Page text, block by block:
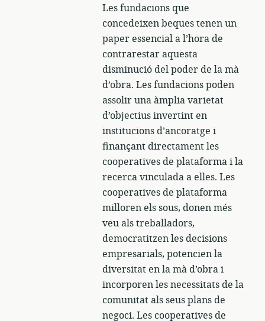
Les fundacions que
concedeixen beques tenen un
paper essencial a l’hora de
contrarestar aquesta
disminució del poder de la mà
d’obra. Les fundacions poden
assolir una àmplia varietat
d’objectius invertint en
institucions d’ancoratge i
finançant directament les
cooperatives de plataforma i la
recerca vinculada a elles. Les
cooperatives de plataforma
milloren els sous, donen més
veu als treballadors,
democratitzen les decisions
empresarials, potencien la
diversitat en la mà d’obra i
incorporen les necessitats de la
comunitat als seus plans de
negoci. Les cooperatives de